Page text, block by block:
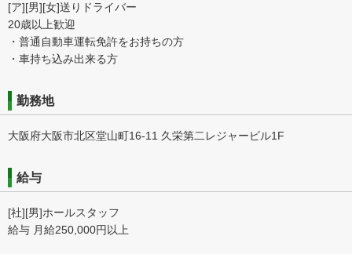
[ア][男][女]送りドライバー
20歳以上歓迎
・普通自動車運転免許をお持ちの方
・車持ち込み出来る方
勤務地
大阪府大阪市北区堂山町16-11 久栄第二レジャービル1F
給与
[社][男]ホールスタッフ
給与 月給250,000円以上